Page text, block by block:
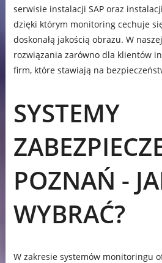
serwisie instalacji SAP oraz
dzięki którym monitoring cechuje
doskonałą jakością obrazu. W
rozwiązania zarówno dla klientów
firm, które stawiają na
SYSTEMY
POZNAŃ -
WYBRAĆ?
W zakresie systemów monitoringu